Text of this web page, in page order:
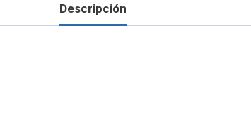
Descripción